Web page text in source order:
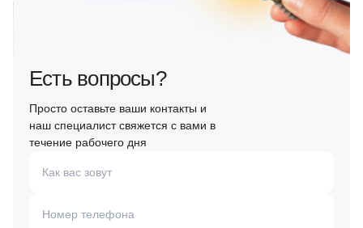
Есть вопросы?
Просто оставьте ваши контакты и
наш специалист свяжется с вами в
течение рабочего дня
Как вас зовут
Номер телефона